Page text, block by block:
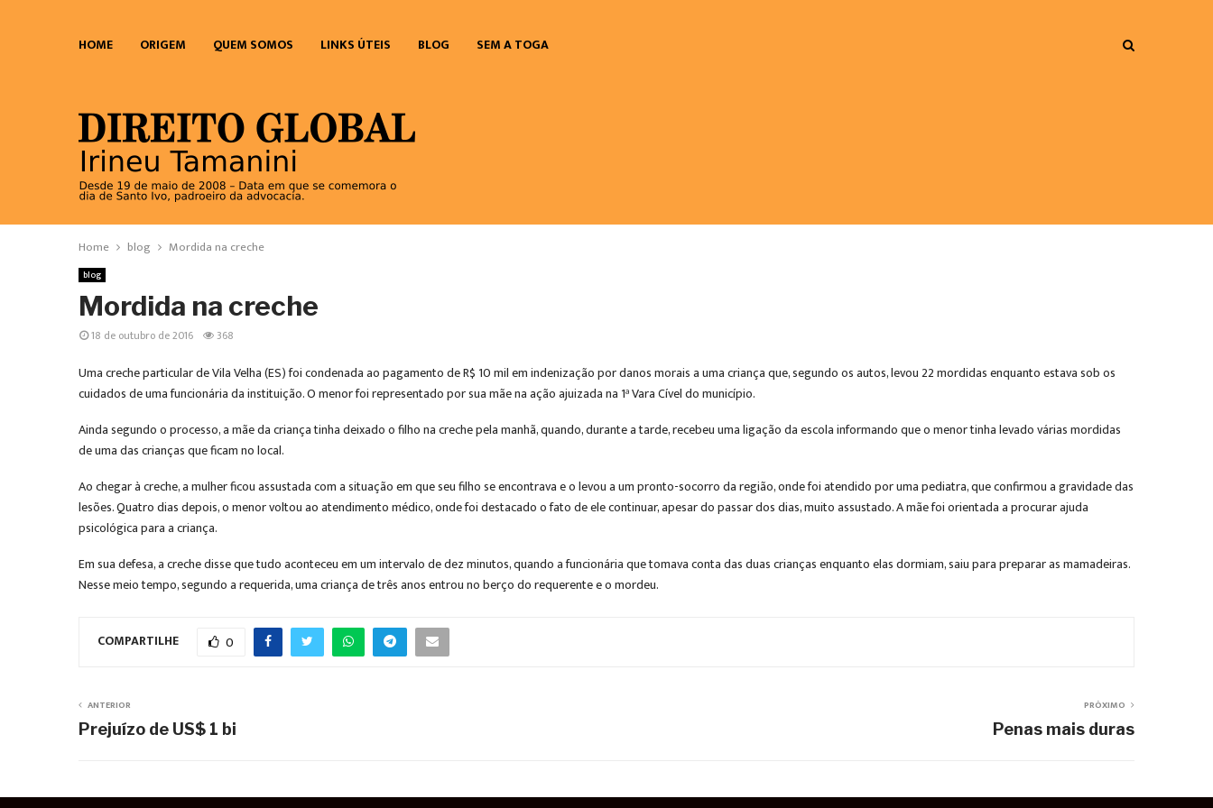
HOME ORIGEM QUEM SOMOS LINKS ÚTEIS BLOG SEM A TOGA
Home blog Mordida na creche
blog
Mordida na creche
18 de outubro de 2016 368
Uma creche particular de Vila Velha (ES) foi condenada ao pagamento de R$ 10 mil em indenização por danos morais a uma criança que, segundo os autos, levou 22 mordidas enquanto estava sob os
cuidados de uma funcionária da instituição. O menor foi representado por sua mãe na ação ajuizada na 1ª Vara Cível do município.
Ainda segundo o processo, a mãe da criança tinha deixado o filho na creche pela manhã, quando, durante a tarde, recebeu uma ligação da escola informando que o menor tinha levado várias mordidas
de uma das crianças que ficam no local.
Ao chegar à creche, a mulher ficou assustada com a situação em que seu filho se encontrava e o levou a um pronto-socorro da região, onde foi atendido por uma pediatra, que confirmou a gravidade das
lesões. Quatro dias depois, o menor voltou ao atendimento médico, onde foi destacado o fato de ele continuar, apesar do passar dos dias, muito assustado. A mãe foi orientada a procurar ajuda
psicológica para a criança.
Em sua defesa, a creche disse que tudo aconteceu em um intervalo de dez minutos, quando a funcionária que tomava conta das duas crianças enquanto elas dormiam, saiu para preparar as mamadeiras.
Nesse meio tempo, segundo a requerida, uma criança de três anos entrou no berço do requerente e o mordeu.
COMPARTILHE 0
ANTERIOR
Prejuízo de US$ 1 bi
PRÓXIMO
Penas mais duras